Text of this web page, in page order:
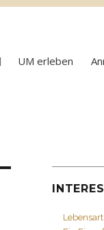
UM erleben